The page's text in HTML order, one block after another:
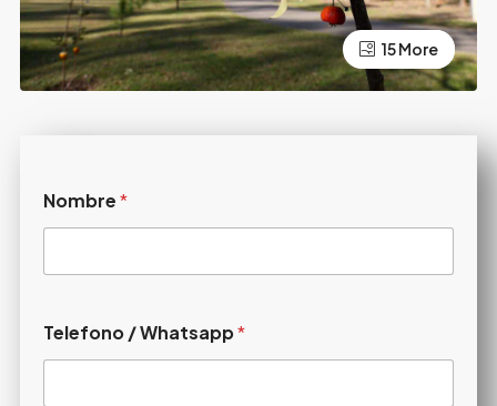
11 More
15 More
Nombre*
Telefono / Whatsapp*